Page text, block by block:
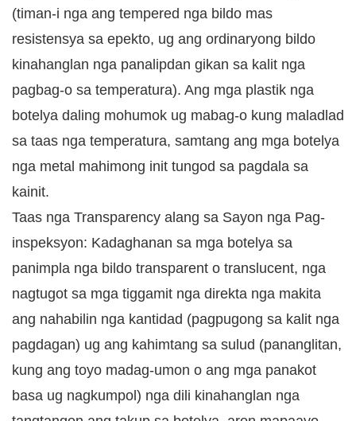
(timan-i nga ang tempered nga bildo mas
resistensya sa epekto, ug ang ordinaryong bildo
kinahanglan nga panalipdan gikan sa kalit nga
pagbag-o sa temperatura). Ang mga plastik nga
botelya daling mohumok ug mabag-o kung maladlad
sa taas nga temperatura, samtang ang mga botelya
nga metal mahimong init tungod sa pagdala sa
kainit.
Taas nga Transparency alang sa Sayon nga Pag-
inspeksyon: Kadaghanan sa mga botelya sa
panimpla nga bildo transparent o translucent, nga
nagtugot sa mga tiggamit nga direkta nga makita
ang nahabilin nga kantidad (pagpugong sa kalit nga
pagdagan) ug ang kahimtang sa sulud (pananglitan,
kung ang toyo madag-umon o ang mga panakot
basa ug nagkumpol) nga dili kinahanglan nga